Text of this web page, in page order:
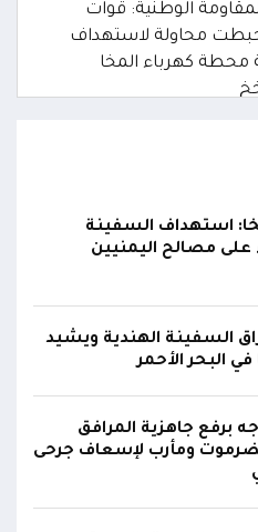
الوطنية: قوات
محاولة لاستهداف
محطة كهرباء المخا
زورقاً حوثياً مفخخاً حاول
الحوثي استهدف أحياءً
في مأرب وخلف
بالمُسيرات مدرسة علي
بمديرية حجر بالضالع، وتُلحق
المجاورة
بين السعودية وباكستان
أي هجوم مسلح يُشن على أي
هجوما عليها جميعا
استهداف السفينة
على مصالح اليمنيين
السفينة الهندية ويشيد
البحر الأحمر
برفع جاهزية المرافق
ومأرب لإسعاف جرحى